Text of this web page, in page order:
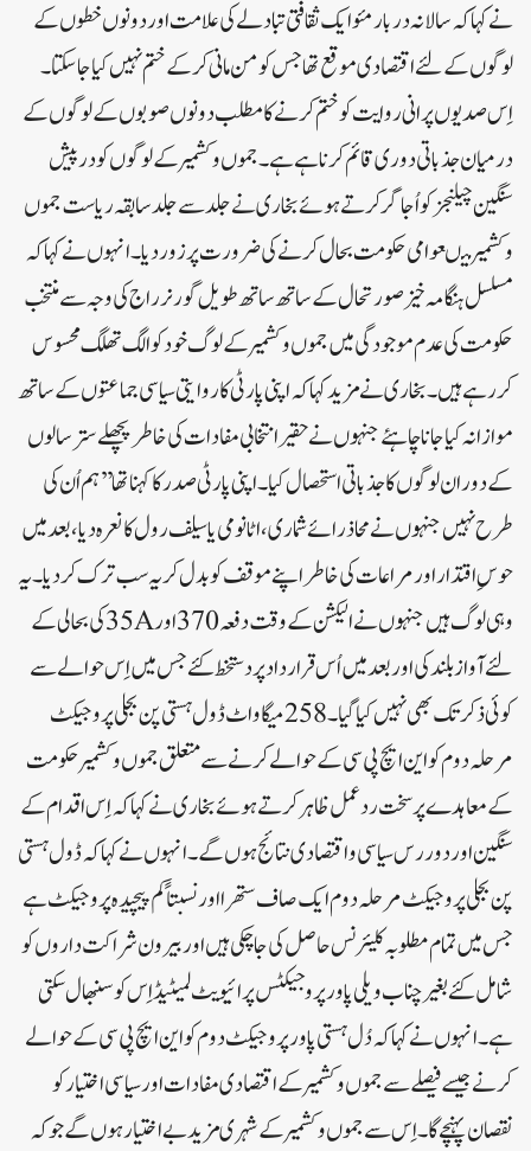
نے کہاکہ سالانہ دربار مئو ایک ثقافتی تبادلے کی علامت اور دونوں خطوں کے
لوگوں کے لئے اقتصادی موقع تھاجس کو من مانی کر کے ختم نہیں کیاجاسکتا۔
اِس صدیو ں پرانی روایت کو ختم کرنے کا مطلب دونوں صوبوں کے لوگوں کے
درمیان جذباتی دوری قائم کرنا ہے ہے۔ جموں وکشمیر کے لوگوں کو درپیش
سنگین چیلنجز کو اُجاگر کرتے ہوئے بخاری نے جلد سے جلد سابقہ ریاست جموں
وکشمیر میںعوامی حکومت بحال کرنے کی ضرورت پرزور دیا۔ انہوں نے کہاکہ
مسلسل ہنگامہ خیز صورتحال کے ساتھ ساتھ طویل گورنر راج کی وجہ سے منتخب
حکومت کی عدم موجودگی میں جموں وکشمیر کے لوگ خود کو الگ تھلگ محسوس
کر رہے ہیں ۔ بخاری نے مزید کہاکہ اپنی پارٹی کا روایتی سیاسی جماعتوں کے ساتھ
موازانہ کیاجانا چاہئے جنہوں نے حقیر انتخابی مفادات کی خاطر پچھلے ستر سالوں
کے دوران لوگوں کا جذباتی استحصال کیا۔ اپنی پارٹی صدر کا کہناتھا’’ہم اُن کی
طرح نہیں جنہوں نے محاذ رائے شماری، اٹانومی یا سیلف رول کا نعرہ دیا، بعد میں
حوس ِ اقتدار اور مراعات کی خاطر اپنے موقف کو بدل کر یہ سب ترک کر دیا۔ یہ
وہی لوگ ہیں جنہوں نے الیکشن کے وقت دفعہ370اور35Aکی بحالی کے
لئے آواز بلند کی اور بعد میں اُس قرار داد پر دستخط کئے جس میں اِس حوالے سے
کوئی ذکر تک بھی نہیں کیاگیا۔258میگا واٹ ڈول ہستی پن بجلی پروجیکٹ
مرحلہ دوم کو این ایچ پی سی کے حوالے کرنے سے متعلق جموں وکشمیر حکومت
کے معاہدے پر سخت رد عمل ظاہر کرتے ہوئے بخاری نے کہاکہ اِس اقدام کے
سنگین اور دور رس سیاسی واقتصادی نتائج ہوں گے۔ انہوں نے کہاکہ ڈول ہستی
پن بجلی پروجیکٹ مرحلہ دوم ایک صاف ستھرا اور نسبتاً کم پیچیدہ پروجیکٹ ہے
جس میں تمام مطلوبہ کلیئرنس حاصل کی جاچکی ہیں اور بیرون شراکت داروں کو
شامل کئے بغیر چناب ویلی پاور پروجیکٹس پرائیویٹ لمیٹیڈ اِس کو سنبھال سکتی
ہے۔انہوں نے کہاکہ دُل ہستی پاور پروجیکٹ دوم کو این ایچ پی سی کے حوالے
کرنے جیسے فیصلے سے جموں وکشمیر کے اقتصادی مفادات اور سیاسی اختیار کو
نقصان پہنچے گا۔ اِس سے جموں وکشمیر کے شہری مزید بے اختیار ہوں گے جوکہ